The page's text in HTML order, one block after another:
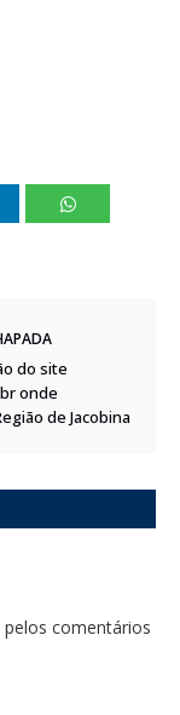
do site
onde
de Jacobina
pelos comentários